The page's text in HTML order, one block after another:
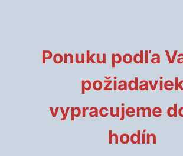
Ponuku podľa
vypracujeme
hodín